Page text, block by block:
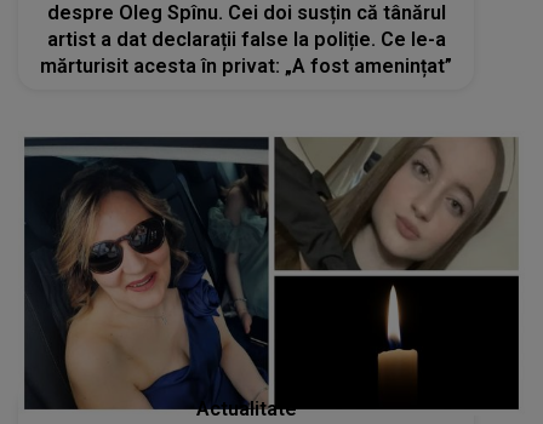
despre Oleg Spînu. Cei doi susțin că tânărul
artist a dat declarații false la poliție. Ce le-a
mărturisit acesta în privat: „A fost amenințat”
Actualitate